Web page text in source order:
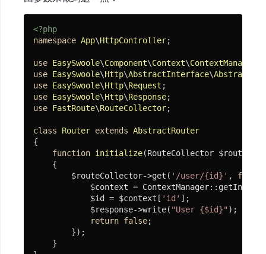
<?php
namespace App\HttpController;
use EasySwoole\Component\Context\ContextManager
use EasySwoole\Http\AbstractInterface\
use EasySwoole\Http\Request
use EasySwoole\Http\Response
use FastRoute\RouteCollector;
class Router extends AbstractRouter
{
function initialize(RouteCollector
{
        $routeCollector->get(
'/user/{id}' ,
$context =
            $id = $context[
'id' ];
            $response->write(
"User {$id}");
return false;
        });
    }